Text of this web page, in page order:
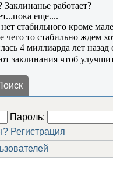
работает?
еще....
стабильного кроме
то стабильно ждем
4 миллиарда лет
заклинания чтоб
Пароль:
Регистрация